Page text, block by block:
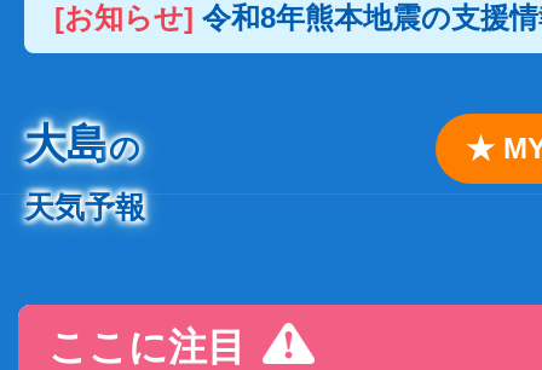
[お知らせ] 令和8年熊本地震の支援
大島の
天気予報
★
ここに注目